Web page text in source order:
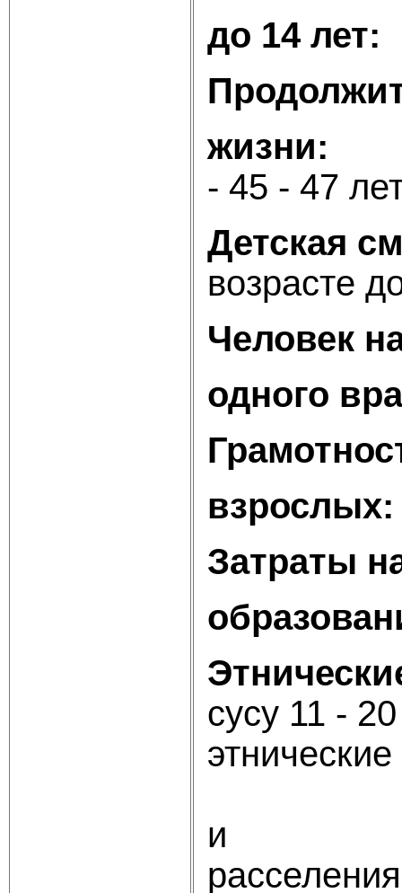
до 14 лет:
жизни:
- 45 - 47
Детская
Человек
одного
Затраты
и